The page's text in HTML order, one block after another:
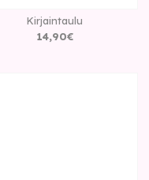
Kirjaintaulu
14,90€